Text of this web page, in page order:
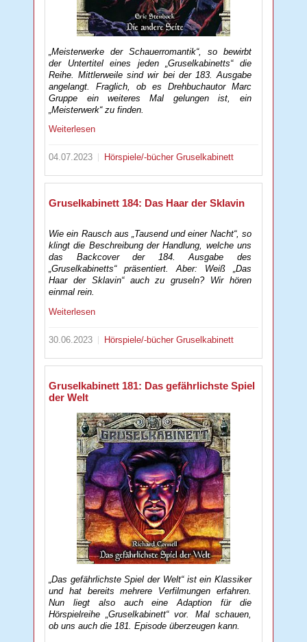
„Meisterwerke der Schauerromantik“, so bewirbt
der Untertitel eines jeden „Gruselkabinetts“ die
Reihe. Mittlerweile sind wir bei der 183. Ausgabe
angelangt. Fraglich, ob es Drehbuchautor Marc
Gruppe ein weiteres Mal gelungen ist, ein
„Meisterwerk“ zu finden.
Weiterlesen
04.07.2023 Hörspiele/-bücherGruselkabinett
Gruselkabinett 184: Das Haar der Sklavin
Wie ein Rausch aus „Tausend und einer Nacht“, so
klingt die Beschreibung der Handlung, welche uns
das Backcover der 184. Ausgabe des
„Gruselkabinetts“ präsentiert. Aber: Weiß „Das
Haar der Sklavin“ auch zu gruseln? Wir hören
einmal rein.
Weiterlesen
30.06.2023 Hörspiele/-bücherGruselkabinett
Gruselkabinett 181: Das gefährlichste Spiel
der Welt
„Das gefährlichste Spiel der Welt“ ist ein Klassiker
und hat bereits mehrere Verfilmungen erfahren.
Nun liegt also auch eine Adaption für die
Hörspielreihe „Gruselkabinett“ vor. Mal schauen,
ob uns auch die 181. Episode überzeugen kann.